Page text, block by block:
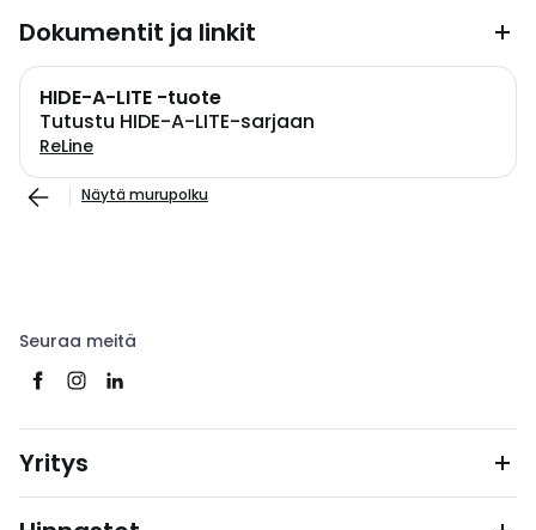
Dokumentit ja linkit
HIDE-A-LITE -tuote
Tutustu HIDE-A-LITE-sarjaan
ReLine
Näytä murupolku
Seuraa meitä
Yritys